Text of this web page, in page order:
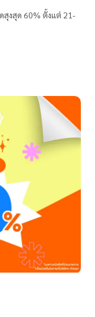
งสุด 60% ตั้งแต่ 21-